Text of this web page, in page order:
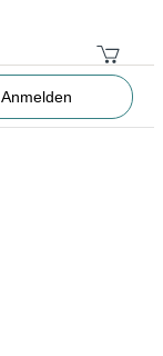
Anmelden